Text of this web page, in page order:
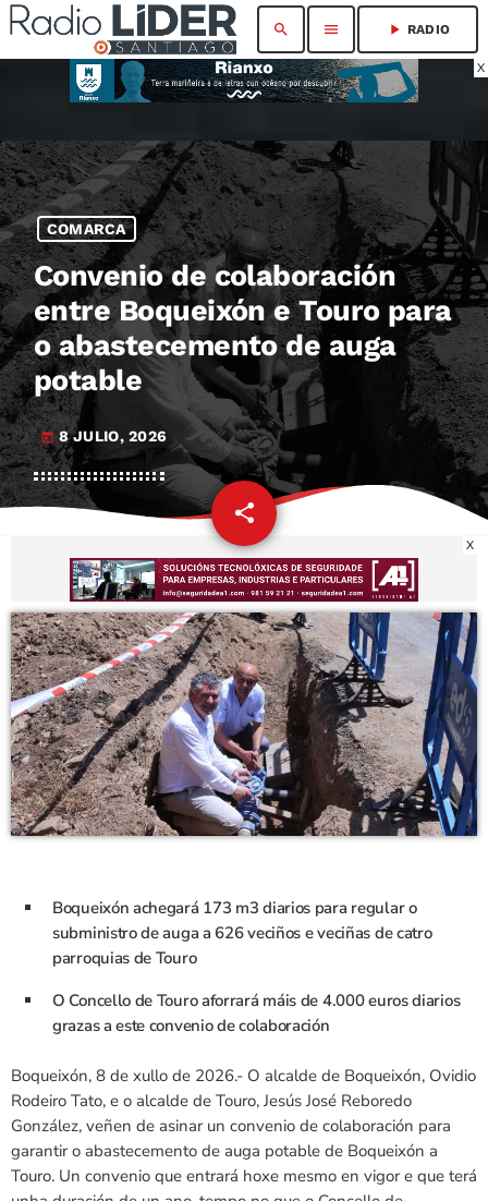
X
search menu play_arrow RADIO
COMARCA
Convenio de colaboración
entre Boqueixón e Touro para
o abastecemento de auga
potable
today 8 JULIO, 2026
share
email
X
Boqueixón achegará 173 m3 diarios para regular o
subministro de auga a 626 veciños e veciñas de catro
parroquias de Touro
O Concello de Touro aforrará máis de 4.000 euros diarios
grazas a este convenio de colaboración
Boqueixón, 8 de xullo de 2026.- O alcalde de Boqueixón, Ovidio
Rodeiro Tato, e o alcalde de Touro, Jesús José Reboredo
González, veñen de asinar un convenio de colaboración para
garantir o abastecemento de auga potable de Boqueixón a
Touro. Un convenio que entrará hoxe mesmo en vigor e que terá